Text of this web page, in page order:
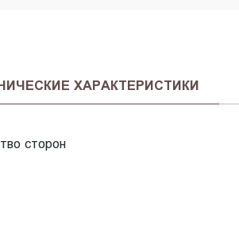
ХАРАКТЕРИСТИКИ
сторон